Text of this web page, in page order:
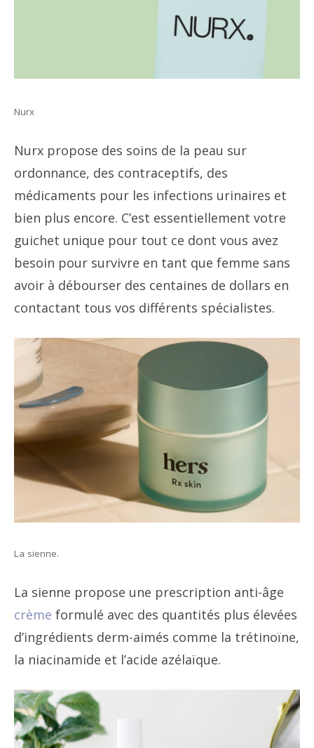
Nurx
Nurx propose des soins de la peau sur
ordonnance, des contraceptifs, des
médicaments pour les infections urinaires et
bien plus encore. C’est essentiellement votre
guichet unique pour tout ce dont vous avez
besoin pour survivre en tant que femme sans
avoir à débourser des centaines de dollars en
contactant tous vos différents spécialistes.
La sienne.
La sienne propose une prescription anti-âge
crème formulé avec des quantités plus élevées
d’ingrédients derm-aimés comme la trétinoïne,
la niacinamide et l’acide azélaïque.